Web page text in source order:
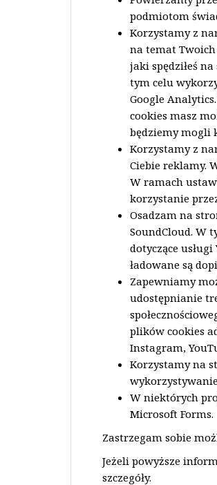
podmiotom
Korzystamy z
na temat
jaki spędziłeś
tym celu
Google
cookies masz
będziemy mogli
Korzystamy z
Ciebie reklamy.
W ramach
korzystanie
Osadzam na
SoundCloud. W
dotyczące
ładowane są
Zapewniamy
udostępnianie
plików cookies
Instagram,
Korzystamy na
W niektórych
Microsoft Forms.
Zastrzegam sobie
Jeżeli powyższe
szczegóły.